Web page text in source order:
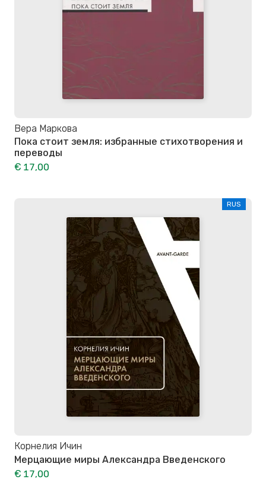
Вера Маркова
Пока стоит земля: избранные стихотворения и
переводы
€ 17,00
RUS
Корнелия Ичин
Мерцающие миры Александра Введенского
€ 17,00